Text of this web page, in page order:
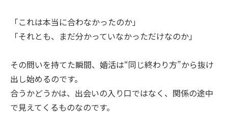
「これは本当に合わなかったのか」
「それとも、まだ分かっていなかっただけなのか」
その問いを持てた瞬間、婚活は“同じ終わり方”から抜け
出し始めるのです。
合うかどうかは、出会いの入り口ではなく、関係の途中
で見えてくるものなのです。